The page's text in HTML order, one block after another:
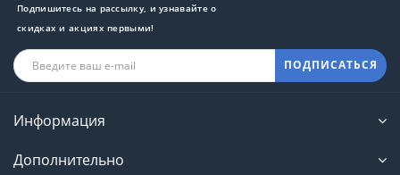
Подпишитесь на рассылку, и узнавайте о
скидках и акциях первыми!
ПОДПИСАТЬСЯ
Информация
Дополнительно